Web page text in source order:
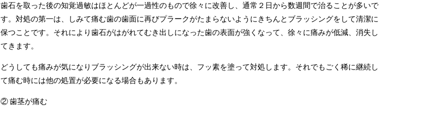
歯石を取った後の知覚過敏はほとんどが一過性のもので徐々に改善し、通常２日から数週間で治ることが多いで
す。対処の第一は、しみて痛む歯の歯面に再びプラークがたまらないようにきちんとブラッシングをして清潔に
保つことです。それにより歯石がはがれてむき出しになった歯の表面が強くなって、徐々に痛みが低減、消失し
てきます。
どうしても痛みが気になりブラッシングが出来ない時は、フッ素を塗って対処します。それでもごく稀に継続し
て痛む時には他の処置が必要になる場合もあります。
②歯茎が痛む